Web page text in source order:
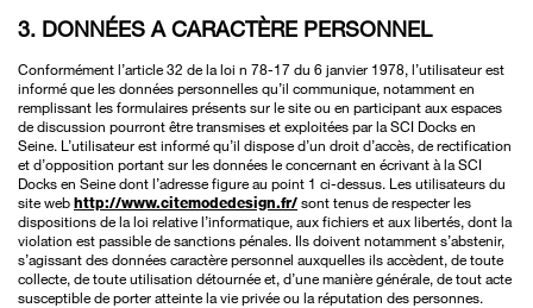
3. DONNÉES A CARACTÈRE PERSONNEL
Conformément l’article 32 de la loi n 78-17 du 6 janvier 1978, l’utilisateur est
informé que les données personnelles qu’il communique, notamment en
remplissant les formulaires présents sur le site ou en participant aux espaces
de discussion pourront être transmises et exploitées par la SCI Docks en
Seine. L’utilisateur est informé qu’il dispose d’un droit d’accès, de rectification
et d’opposition portant sur les données le concernant en écrivant à la SCI
Docks en Seine dont l’adresse figure au point 1 ci-dessus. Les utilisateurs du
site webhttp://www.citemodedesign.fr/sont tenus de respecter les
dispositions de la loi relative l’informatique, aux fichiers et aux libertés, dont la
violation est passible de sanctions pénales. Ils doivent notamment s’abstenir,
s’agissant des données caractère personnel auxquelles ils accèdent, de toute
collecte, de toute utilisation détournée et, d’une manière générale, de tout acte
susceptible de porter atteinte la vie privée ou la réputation des personnes.